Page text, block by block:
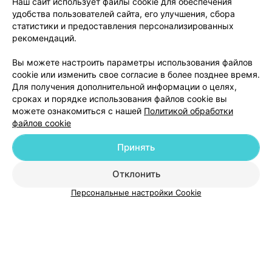
Минск, ул. Я.Чечота, 6 до 21:00
Добавить компанию
удобства пользователей сайта, его улучшения, сбора
статистики и предоставления персонализированных
рекомендаций.
Вы можете настроить параметры использования файлов
cookie или изменить свое согласие в более позднее время.
Для получения дополнительной информации о целях,
сроках и порядке использования файлов cookie вы
можете ознакомиться с нашей Политикой обработки
файлов cookie
Отклонить
Принять
Персональные настройки Cookie